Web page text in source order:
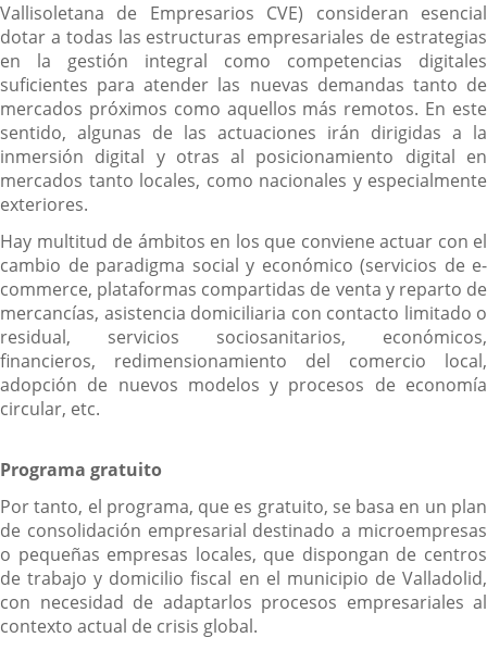
Vallisoletana de Empresarios CVE) consideran esencial
dotar a todas las estructuras empresariales de estrategias
en la gestión integral como competencias digitales
suficientes para atender las nuevas demandas tanto de
mercados próximos como aquellos más remotos. En este
sentido, algunas de las actuaciones irán dirigidas a la
inmersión digital y otras al posicionamiento digital en
mercados tanto locales, como nacionales y especialmente
exteriores.
Hay multitud de ámbitos en los que conviene actuar con el
cambio de paradigma social y económico (servicios de e-
commerce, plataformas compartidas de venta y reparto de
mercancías, asistencia domiciliaria con contacto limitado o
residual, servicios sociosanitarios, económicos,
financieros, redimensionamiento del comercio local,
adopción de nuevos modelos y procesos de economía
circular, etc.
Programa gratuito
Por tanto, el programa, que es gratuito, se basa en un plan
de consolidación empresarial destinado a microempresas
o pequeñas empresas locales, que dispongan de centros
de trabajo y domicilio fiscal en el municipio de Valladolid,
con necesidad de adaptarlos procesos empresariales al
contexto actual de crisis global.